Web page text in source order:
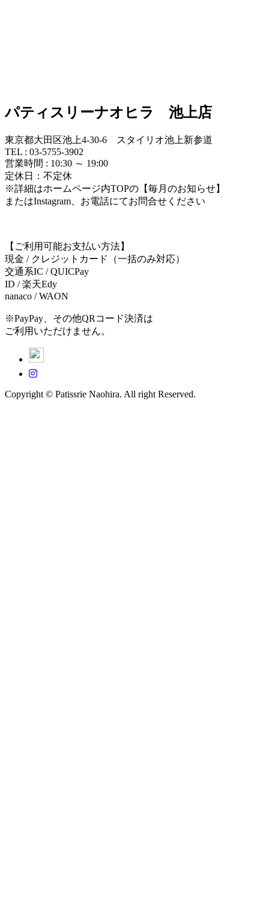
パティスリーナオヒラ 池上店
東京都大田区池上4-30-6 スタイリオ池上新参道
TEL : 03-5755-3902
営業時間 : 10:30 ～ 19:00
定休日：不定休
※詳細はホームページ内TOPの【毎月のお知らせ】
またはInstagram、お電話にてお問合せください
【ご利用可能お支払い方法】
現金 / クレジットカード（一括のみ対応）
交通系IC / QUICPay
ID / 楽天Edy
nanaco / WAON
※PayPay、その他QRコード決済は
ご利用いただけません。
Copyright © Patissrie Naohira. All right Reserved.